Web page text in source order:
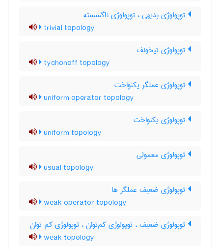
توپولوژی بدیهی ، توپولوژی ناگسسته
trivial topology
توپولوژی تیخونف
tychonoff topology
توپولوژی عملگر یکنواخت
uniform operator topology
توپولوژی یکنواخت
uniform topology
توپولوژی معمولی
usual topology
توپولوژی ضعیف عملگر ها
weak operator topology
توپولوژی ضعیف ، توپولوژی کم‌توان ، توپولوژی کم توان
weak topology